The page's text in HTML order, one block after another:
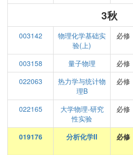
3秋
003142
物理化学基础实
验(上)
必修
003158 量子物理 必修
022063
热力学与统计物
理B
必修
022165
大学物理-研究
性实验
必修
019176
分析化学II 必修